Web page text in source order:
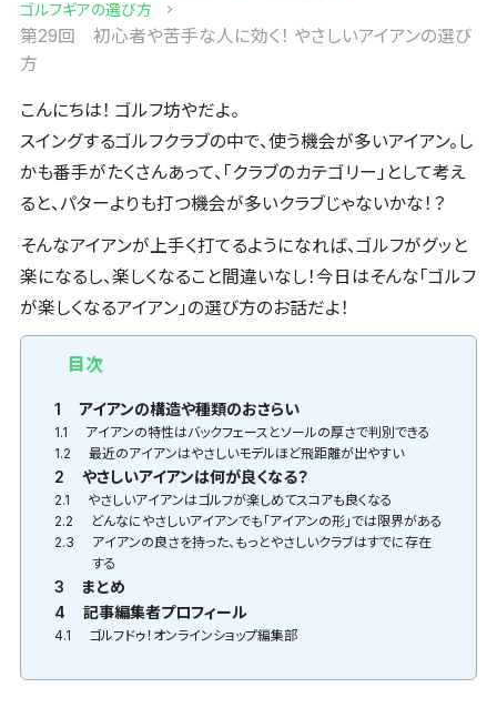
ゴルフギアの選び方
第29回 初心者や苦手な人に効く！ やさしいアイアンの選び
方
こんにちは！ ゴルフ坊やだよ。
スイングするゴルフクラブの中で、使う機会が多いアイアン。し
かも番手がたくさんあって、「クラブのカテゴリー」として考え
ると、パターよりも打つ機会が多いクラブじゃないかな！？
そんなアイアンが上手く打てるようになれば、ゴルフがグッと
楽になるし、楽しくなること間違いなし！今日はそんな「ゴルフ
が楽しくなるアイアン」の選び方のお話だよ！
目次
1 アイアンの構造や種類のおさらい
1.1
アイアンの特性はバックフェースとソールの厚さで判別できる
1.2
最近のアイアンはやさしいモデルほど飛距離が出やすい
2 やさしいアイアンは何が良くなる？
2.1
やさしいアイアンはゴルフが楽しめてスコアも良くなる
2.2
どんなにやさしいアイアンでも「アイアンの形」では限界がある
2.3
アイアンの良さを持った、もっとやさしいクラブはすでに存在
する
3
まとめ
4
記事編集者プロフィール
4.1 ゴルフドゥ！オンラインショップ編集部